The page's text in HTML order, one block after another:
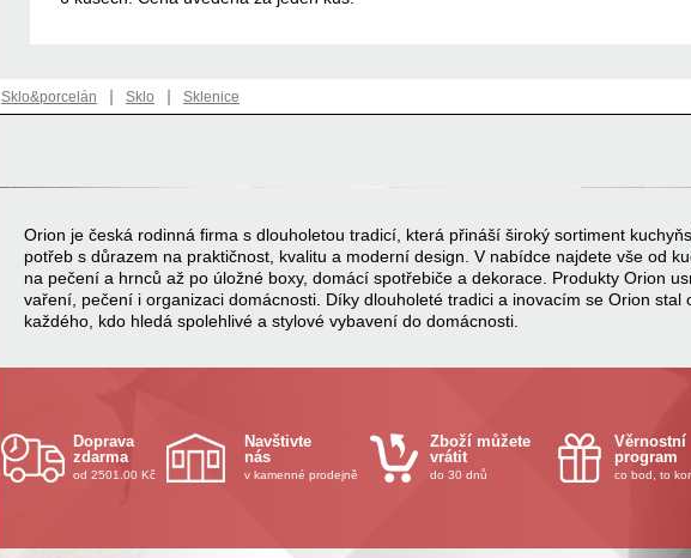
Sklo&porcelán | Sklo | Sklenice
Orion je česká rodinná firma s dlouholetou tradicí, která přináší široký sortiment
potřeb s důrazem na praktičnost, kvalitu a moderní design. V nabídce najdete vše od
na pečení a hrnců až po úložné boxy, domácí spotřebiče a dekorace. Produkty Orion
vaření, pečení i organizaci domácnosti. Díky dlouholeté tradici a inovacím se Orion stal
každého, kdo hledá spolehlivé a stylové vybavení do domácnosti.
Doprava
zdarma
od 2501.00 Kč
Navštivte
nás
v kamenné prodejně
Zboží můžete
vrátit
do 30 dnů
Věrnostní
program
co bod, to